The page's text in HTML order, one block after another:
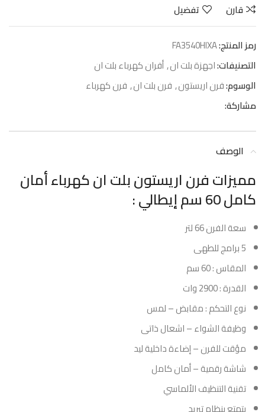
قارن
تفضيل
رمز المنتج:FA3540HIXA
التصنيفات:اجهزة بلت ان,أفران كهرباء بلت ان
الوسوم:فرن اريستون, فرن بلت ان, فرن كهرباء
مشاركة:
الوصف
مميزات فرن اريستون بلت ان كهرباء أمان
كامل 60 سم إيطالي :
سعة الفرن 66 لتر
5 برامج للطهى
المقاس : 60 سم
القدرة : 2900 وات
نوع التحكم : مقابض – لمس
وظيفة الشواء – اشعال ذاتى
مؤقت للفرن – إضاءة داخلية ليد
شاشة رقمية – أمان كامل
تقنية التنظيف الألماسي